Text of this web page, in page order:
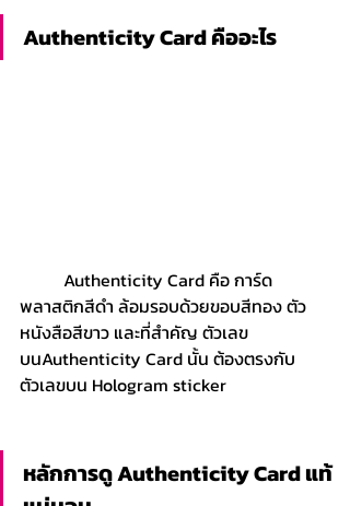
Authenticity Card คืออะไร
พลาสติกสีดำ ล้อมรอบด้วยขอบสีทอง ตัว
หนังสือสีขาว และที่สำคัญ ตัวเลข
บนAuthenticity Card นั้น ต้องตรงกับ
ตัวเลขบน Hologram sticker
หลักการดู Authenticity Card แท้